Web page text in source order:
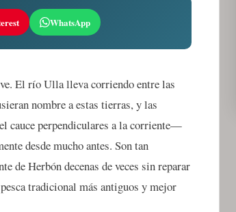
WhatsApp
El río Ulla lleva corriendo entre las
nombre a estas tierras, y las
cauce perpendiculares a la corriente—
desde mucho antes. Son tan
de Herbón decenas de veces sin reparar
tradicional más antiguos y mejor